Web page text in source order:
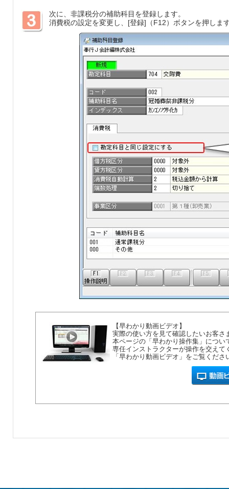
次に、非課税分の補助科目を登録します。
消費税の設定を変更し、[登録]（F12）ボタンを押しま
【早わかり動画ビデオ】
実際の使い方を見て確認したいお客さ
本ページの「早わかり操作集」につい
専任インストラクターが操作を交えて
「早わかり動画ビデオ」をご覧くださ